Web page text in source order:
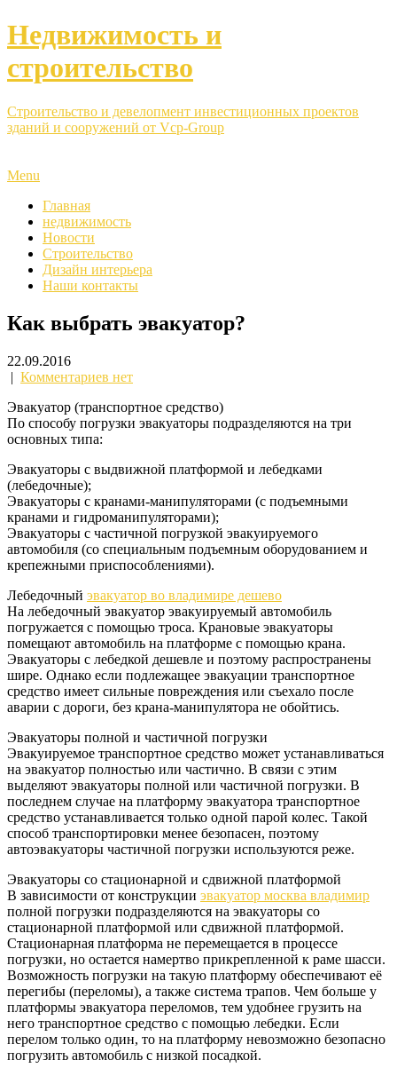
Недвижимость и
строительство
Строительство и девелопмент инвестиционных проектов
зданий и сооружений от Vcp-Group
Menu
Главная
недвижимость
Новости
Строительство
Дизайн интерьера
Наши контакты
Как выбрать эвакуатор?
22.09.2016
| Комментариев нет
Эвакуатор (транспортное средство)
По способу погрузки эвакуаторы подразделяются на три
основных типа:
Эвакуаторы с выдвижной платформой и лебедками
(лебедочные);
Эвакуаторы с кранами-манипуляторами (с подъемными
кранами и гидроманипуляторами);
Эвакуаторы с частичной погрузкой эвакуируемого
автомобиля (со специальным подъемным оборудованием и
крепежными приспособлениями).
Лебедочный эвакуатор во владимире дешево
На лебедочный эвакуатор эвакуируемый автомобиль
погружается с помощью троса. Крановые эвакуаторы
помещают автомобиль на платформе с помощью крана.
Эвакуаторы с лебедкой дешевле и поэтому распространены
шире. Однако если подлежащее эвакуации транспортное
средство имеет сильные повреждения или съехало после
аварии с дороги, без крана-манипулятора не обойтись.
Эвакуаторы полной и частичной погрузки
Эвакуируемое транспортное средство может устанавливаться
на эвакуатор полностью или частично. В связи с этим
выделяют эвакуаторы полной или частичной погрузки. В
последнем случае на платформу эвакуатора транспортное
средство устанавливается только одной парой колес. Такой
способ транспортировки менее безопасен, поэтому
автоэвакуаторы частичной погрузки используются реже.
Эвакуаторы со стационарной и сдвижной платформой
В зависимости от конструкции эвакуатор москва владимир
полной погрузки подразделяются на эвакуаторы со
стационарной платформой или сдвижной платформой.
Стационарная платформа не перемещается в процессе
погрузки, но остается намертво прикрепленной к раме шасси.
Возможность погрузки на такую платформу обеспечивают её
перегибы (переломы), а также система трапов. Чем больше у
платформы эвакуатора переломов, тем удобнее грузить на
него транспортное средство с помощью лебедки. Если
перелом только один, то на платформу невозможно безопасно
погрузить автомобиль с низкой посадкой.